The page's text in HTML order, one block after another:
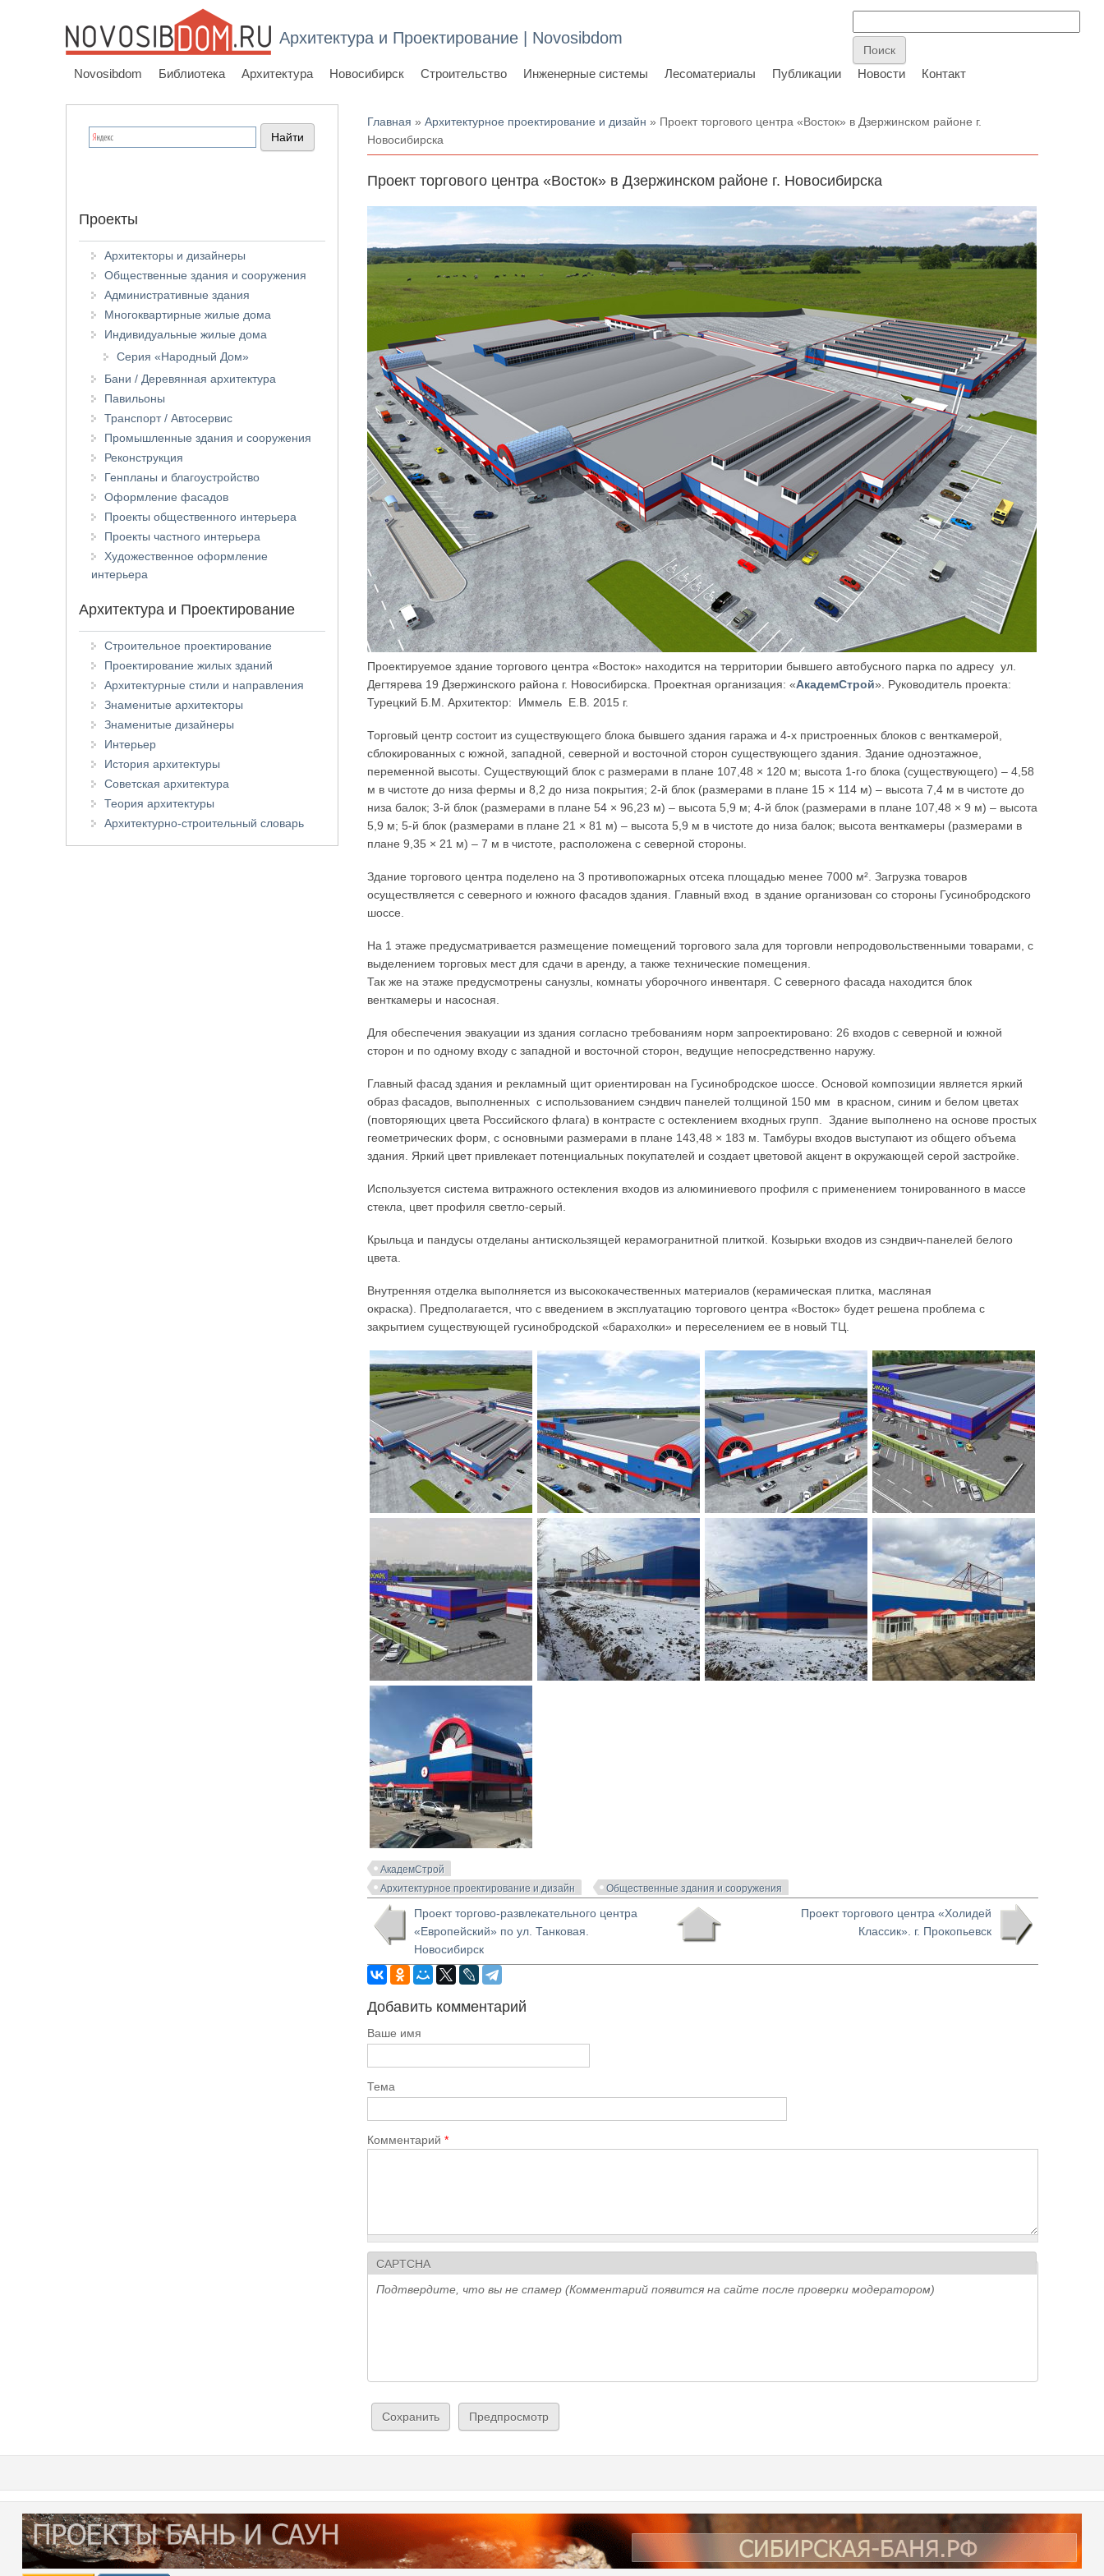
Архитектура и Проектирование | Novosibdom
Novosibdom Библиотека Архитектура Новосибирск Строительство Инженерные системы Лесоматериалы Публикации Новости Контакт
Вы здесь
Главная »Архитектурное проектирование и дизайн » Проект торгового центра «Восток» в Дзержинском районе г.
Новосибирска
Проект торгового центра «Восток» в Дзержинском районе г. Новосибирска
Проектируемое здание торгового центра «Восток» находится на территории бывшего автобусного парка по адресу ул.
Дегтярева 19 Дзержинского района г. Новосибирска. Проектная организация: «АкадемСтрой». Руководитель проекта:
Турецкий Б.М. Архитектор: Иммель Е.В. 2015 г.
Торговый центр состоит из существующего блока бывшего здания гаража и 4-х пристроенных блоков с венткамерой,
сблокированных с южной, западной, северной и восточной сторон существующего здания. Здание одноэтажное,
переменной высоты. Существующий блок с размерами в плане 107,48 × 120 м; высота 1-го блока (существующего) – 4,58
м в чистоте до низа фермы и 8,2 до низа покрытия; 2-й блок (размерами в плане 15 × 114 м) – высота 7,4 м в чистоте до
низа балок; 3-й блок (размерами в плане 54 × 96,23 м) – высота 5,9 м; 4-й блок (размерами в плане 107,48 × 9 м) – высота
5,9 м; 5-й блок (размерами в плане 21 × 81 м) – высота 5,9 м в чистоте до низа балок; высота венткамеры (размерами в
плане 9,35 × 21 м)–7 м в чистоте, расположена с северной стороны.
Здание торгового центра поделено на 3 противопожарных отсека площадью менее 7000 м². Загрузка товаров
осуществляется с северного и южного фасадов здания. Главный вход в здание организован со стороны Гусинобродского
шоссе.
На 1 этаже предусматривается размещение помещений торгового зала для торговли непродовольственными товарами, с
выделением торговых мест для сдачи в аренду, а также технические помещения.
Так же на этаже предусмотрены санузлы, комнаты уборочного инвентаря. С северного фасада находится блок
венткамеры и насосная.
Для обеспечения эвакуации из здания согласно требованиям норм запроектировано: 26 входов с северной и южной
сторон и по одному входу с западной и восточной сторон, ведущие непосредственно наружу.
Главный фасад здания и рекламный щит ориентирован на Гусинобродское шоссе. Основой композиции является яркий
образ фасадов, выполненных с использованием сэндвич панелей толщиной 150 мм в красном, синим и белом цветах
(повторяющих цвета Российского флага) в контрасте с остеклением входных групп. Здание выполнено на основе простых
геометрических форм, с основными размерами в плане 143,48 × 183 м. Тамбуры входов выступают из общего объема
здания. Яркий цвет привлекает потенциальных покупателей и создает цветовой акцент в окружающей серой застройке.
Используется система витражного остекления входов из алюминиевого профиля с применением тонированного в массе
стекла, цвет профиля светло-серый.
Крыльца и пандусы отделаны антискользящей керамогранитной плиткой. Козырьки входов из сэндвич-панелей белого
цвета.
Внутренняя отделка выполняется из высококачественных материалов (керамическая плитка, масляная
окраска). Предполагается, что с введением в эксплуатацию торгового центра «Восток» будет решена проблема с
закрытием существующей гусинобродской «барахолки» и переселением ее в новый ТЦ.
АкадемСтрой
Архитектурное проектирование и дизайн
Общественные здания и сооружения
Проект торгово-развлекательного центра
«Европейский» по ул. Танковая.
Новосибирск
Проект торгового центра «Холидей
Классик». г. Прокопьевск
Добавить комментарий
Ваше имя
Тема
Комментарий*
CAPTCHA
Подтвердите, что вы не спамер (Комментарий появится на сайте после проверки модератором)
Проекты
Архитекторы и дизайнеры
Общественные здания и сооружения
Административные здания
Многоквартирные жилые дома
Индивидуальные жилые дома
Серия «Народный Дом»
Бани / Деревянная архитектура
Павильоны
Транспорт / Автосервис
Промышленные здания и сооружения
Реконструкция
Генпланы и благоустройство
Оформление фасадов
Проекты общественного интерьера
Проекты частного интерьера
Художественное оформление
интерьера
Архитектура и Проектирование
Строительное проектирование
Проектирование жилых зданий
Архитектурные стили и направления
Знаменитые архитекторы
Знаменитые дизайнеры
Интерьер
История архитектуры
Советская архитектура
Теория архитектуры
Архитектурно-строительный словарь